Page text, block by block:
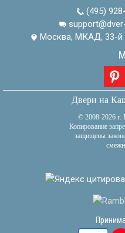
(495)
Москва, МКАД, 33-й
Двери на
© 2008-2026 г.
Копирование
защищены